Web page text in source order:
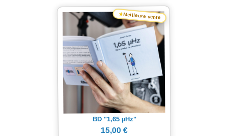
★Meilleure vente
BD "1,65 µHz"
15,00 €